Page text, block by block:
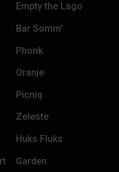
Empty the Lago
Bar Somm'
Phonk
Oranje
Picniq
Zeleste
Huks Fluks
Garden